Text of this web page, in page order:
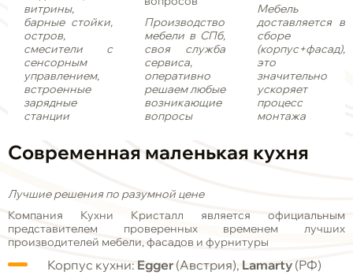
витрины,
барные стойки,
остров,
смесители с
сенсорным
управлением,
встроенные
зарядные
станции
Производство
мебели в СПб,
своя служба
сервиса,
оперативно
решаем любые
возникающие
вопросы
Мебель
доставляется в
сборе
(корпус+фасад),
это
значительно
ускоряет
процесс
монтажа
Современная маленькая кухня
Лучшие решения по разумной цене
Компания Кухни Кристалл является официальным
представителем проверенных временем лучших
производителей мебели, фасадов и фурнитуры
Корпус кухни: Egger (Австрия), Lamarty (РФ)